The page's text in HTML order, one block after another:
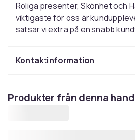
Roliga presenter, Skönhet och
viktigaste för oss är
satsar vi extra på en snabb
lättnavigerad hemsida . Vi
kunna erbjuda de bästa och
konsumenter
Kontaktinformation
Produkter från denna